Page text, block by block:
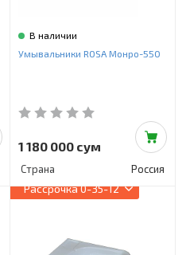
В наличии
Умывальники ROSA Монро-550
1 180 000 сум
Страна Россия
Рассрочка0-35-12